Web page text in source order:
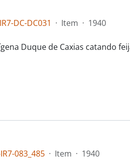
DC-DC031 · Item · 1940
Duque de Caxias catando
083_485 · Item · 1940